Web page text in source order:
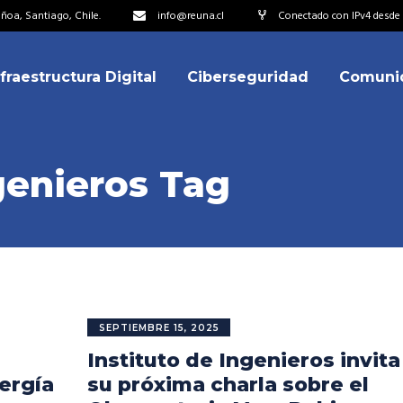
Santiago, Chile. info@reuna.cl Conectado con IPv4 desde
de Colaboración
Digital Ciberseguridad
integrarse a REUNA
Tag
SEPTIEMBRE 15, 2025
Instituto de Ingenieros invita
su próxima charla sobre el